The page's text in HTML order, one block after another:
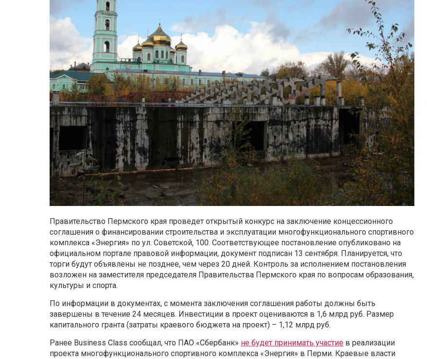
Правительство Пермского края проведет открытый конкурс на заключение концессионного
соглашения о финансировании строительства и эксплуатации многофункционального спортивного
комплекса «Энергия» по ул. Советской, 100. Соответствующее постановление опубликовано на
официальном портале правовой информации, документ подписан 13 сентября. Планируется, что
торги будут объявлены не позднее, чем через 20 дней. Контроль за исполнением постановления
возложен на заместителя председателя Правительства Пермского края по вопросам образования,
культуры и спорта.
По информации в документах, с момента заключения соглашения работы должны быть
завершены в течение 24 месяцев. Инвестиции в проект оцениваются в 1,6 млрд руб. Размер
капитального гранта (затраты краевого бюджета на проект) – 1,12 млрд руб.
Ранее Business Class сообщал, что ПАО «Сбербанк» не будет принимать участие в реализации
проекта многофункционального спортивного комплекса «Энергия» в Перми. Краевые власти